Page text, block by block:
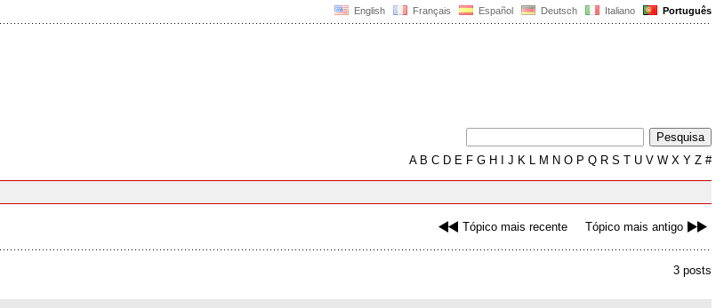
English Français Español Deutsch Italiano Português
AB C D E F G H J K L M N O P Q R S T U V W X Y Z #
Tópico mais recente Tópico mais antigo
3 posts